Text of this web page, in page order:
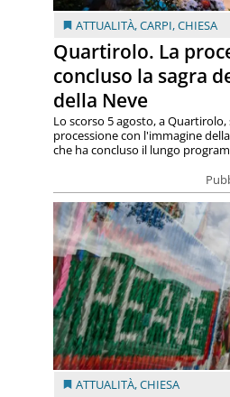
ATTUALITÀ,CARPI,CHIESA
Quartirolo. La
concluso la sagra
della Neve
Lo scorso 5 agosto, a Quartirolo,
processione con l'immagine
che ha concluso il lungo
ATTUALITÀ,CHIESA